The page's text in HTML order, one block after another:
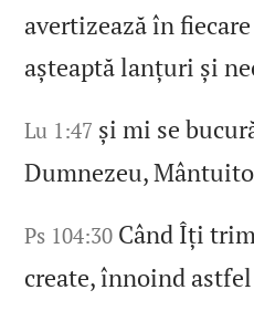
avertizează în
așteaptă lanțuri și
Lu 1:47 și mi se
Dumnezeu,
Ps 104:30 Când Îți
create, înnoind